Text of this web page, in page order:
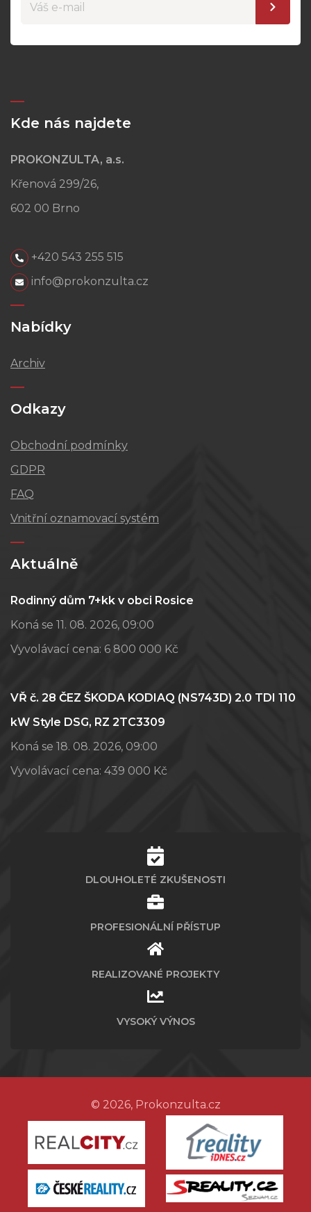
Kde nás najdete
PROKONZULTA, a.s.
Křenová 299/26,
602 00 Brno
+420 543 255 515
info@prokonzulta.cz
Nabídky
Archiv
Odkazy
Obchodní podmínky
GDPR
FAQ
Vnitřní oznamovací systém
Aktuálně
Rodinný dům 7+kk v obci Rosice
Koná se 11. 08. 2026, 09:00
Vyvolávací cena: 6 800 000 Kč
VŘ č. 28 ČEZ ŠKODA KODIAQ (NS743D) 2.0 TDI 110
kW Style DSG, RZ 2TC3309
Koná se 18. 08. 2026, 09:00
Vyvolávací cena: 439 000 Kč
DLOUHOLETÉ ZKUŠENOSTI
PROFESIONÁLNÍ PŘÍSTUP
REALIZOVANÉ PROJEKTY
VYSOKÝ VÝNOS
© 2026, Prokonzulta.cz